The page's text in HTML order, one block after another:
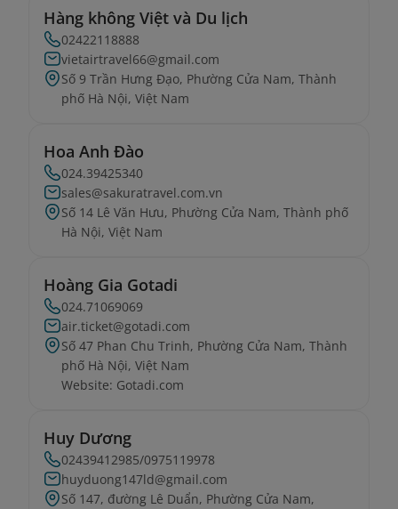
Hàng không Việt và Du lịch
02422118888
vietairtravel66@gmail.com
Số 9 Trần Hưng Đạo, Phường Cửa Nam, Thành
phố Hà Nội, Việt Nam
Hoa Anh Đào
024.39425340
sales@sakuratravel.com.vn
Số 14 Lê Văn Hưu, Phường Cửa Nam, Thành phố
Hà Nội, Việt Nam
Hoàng Gia Gotadi
024.71069069
air.ticket@gotadi.com
Số 47 Phan Chu Trinh, Phường Cửa Nam, Thành
phố Hà Nội, Việt Nam
Website: Gotadi.com
Huy Dương
02439412985/0975119978
huyduong147ld@gmail.com
Số 147, đường Lê Duẩn, Phường Cửa Nam,